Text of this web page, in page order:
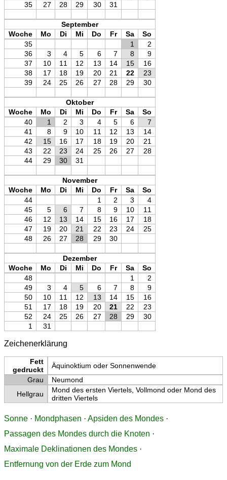
35
27 28 29 30 31
September
Woche
Mo Di Mi Do Fr Sa
So
35
1
2
36
3 4 5 6 7 8
9
37
10 11 12 13 14 15
16
38
17 18 19 20 21 22
23
39
24 25 26 27 28 29 30
Oktober
Woche
Mo Di Mi Do Fr Sa
So
40
1 2 3 4 5 6
7
41
8 9 10 11 12 13
14
42
15 16 17 18 19 20
21
43
22 23 24 25 26 27
28
44
29 30 31
November
Woche
Mo Di Mi Do Fr Sa
So
44
1 2 3
4
45
5 6 7 8 9 10
11
46
12 13 14 15 16 17
18
47
19 20 21 22 23 24
25
48
26 27 28 29 30
Dezember
Woche
Mo Di Mi Do Fr Sa
So
48
1
2
49
3 4 5 6 7 8
9
50
10 11 12 13 14 15
16
51
17 18 19 20 21 22
23
52
24 25 26 27 28 29
30
1
31
Zeichenerklärung
Fett
gedruckt
Äquinoktium oder Sonnenwende
Grau
Neumond
Hellgrau
Mond des ersten Viertels, Vollmond oder Mond des
dritten Viertels
Sonne · Mondphasen · Apsiden des Mondes ·
Passagen des Mondes durch die Knoten ·
Maximale Deklinationen des Mondes ·
Entfernung von der Erde zum Mond